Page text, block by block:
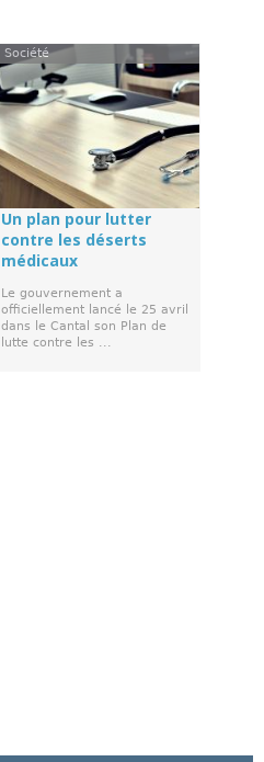
Société
Un plan pour lutter
contre les déserts
médicaux
Le gouvernement a
officiellement lancé le 25 avril
dans le Cantal son Plan de
lutte contre les ...